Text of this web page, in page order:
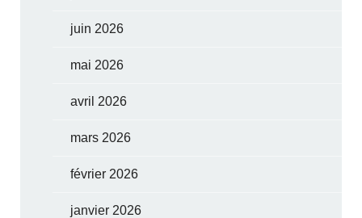
juin 2026
mai 2026
avril 2026
mars 2026
février 2026
janvier 2026